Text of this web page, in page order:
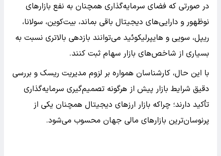
در صورتی که فضای سرمایه‌گذاری همچنان به نفع بازارهای
نوظهور و دارایی‌های دیجیتال باقی بماند، بیت‌کوین، سولانا،
ریپل، سویی و هایپرلیکوئید می‌توانند بازدهی بالاتری نسبت به
بسیاری از شاخص‌های بازار سهام ثبت کنند.
با این حال، کارشناسان همواره بر لزوم مدیریت ریسک و بررسی
دقیق شرایط بازار پیش از هرگونه تصمیم‌گیری سرمایه‌گذاری
تأکید دارند؛ چراکه بازار ارزهای دیجیتال همچنان یکی از
پرنوسان‌ترین بازارهای مالی جهان محسوب می‌شود.